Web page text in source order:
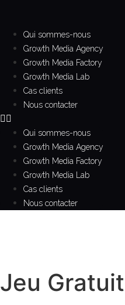
contenuQui sommes-nous
Growth Media Agency
Growth Media Factory
Growth Media Lab
Cas clients
Nous contacter
Qui sommes-nous
Growth Media Agency
Growth Media Factory
Growth Media Lab
Cas clients
Nous contacter
Jeu